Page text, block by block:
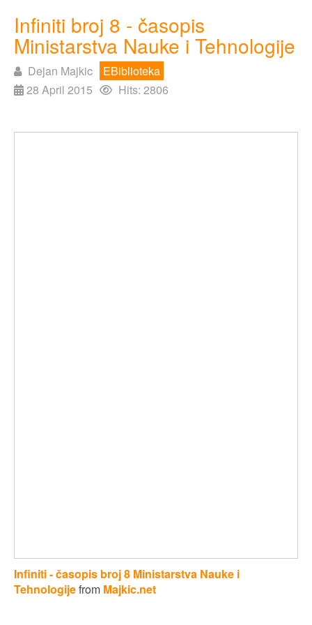
Infiniti broj 8 - časopis
Ministarstva Nauke i Tehnologije
Dejan Majkic
EBiblioteka
28 April 2015
Hits: 2806
Infiniti - časopis broj 8 Ministarstva Nauke i
Tehnologijefrom Majkic.net